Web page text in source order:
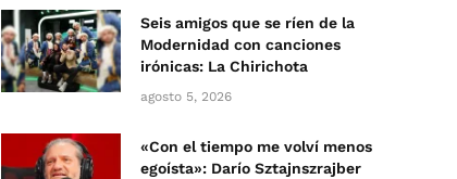
Seis amigos que se ríen de la
Modernidad con canciones
irónicas: La Chirichota
agosto 5, 2026
«Con el tiempo me volví menos
egoísta»: Darío Sztajnszrajber